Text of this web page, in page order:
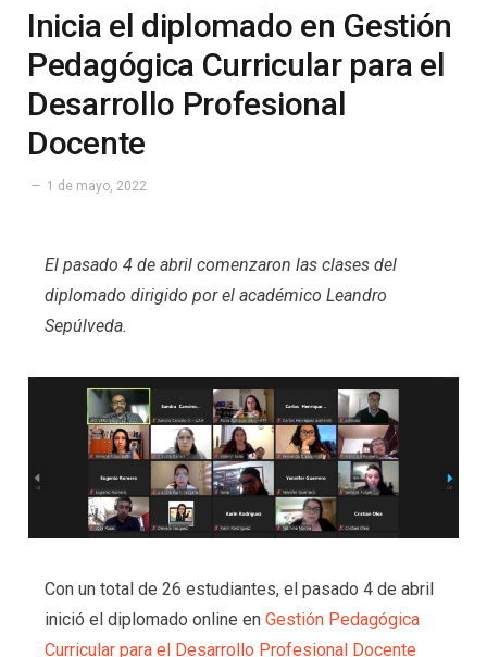
Inicia el diplomado en Gestión
Pedagógica Curricular para el
Desarrollo Profesional
Docente
1 de mayo, 2022
El pasado 4 de abril comenzaron las clases del
diplomado dirigido por el académico Leandro
Sepúlveda.
Con un total de 26 estudiantes, el pasado 4 de abril
inició el diplomado online en Gestión Pedagógica
Curricular para el Desarrollo Profesional Docente